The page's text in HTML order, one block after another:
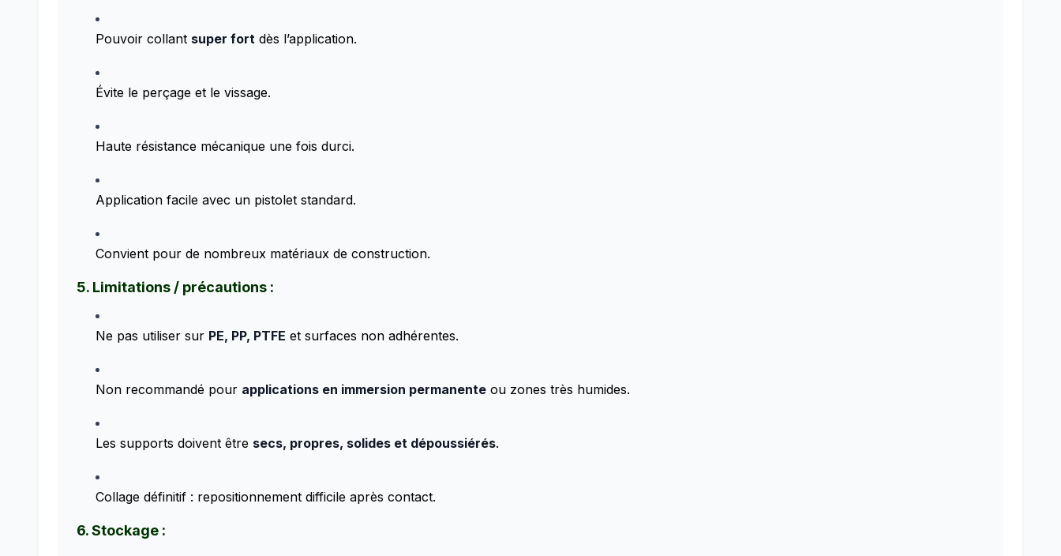
Pouvoir collant super fort dès l’application.
Évite le perçage et le vissage.
Haute résistance mécanique une fois durci.
Application facile avec un pistolet standard.
Convient pour de nombreux matériaux de construction.
5. Limitations / précautions :
Ne pas utiliser sur PE, PP, PTFE et surfaces non adhérentes.
Non recommandé pour applications en immersion permanente ou zones très humides.
Les supports doivent être secs, propres, solides et dépoussiérés.
Collage définitif : repositionnement difficile après contact.
6. Stockage :